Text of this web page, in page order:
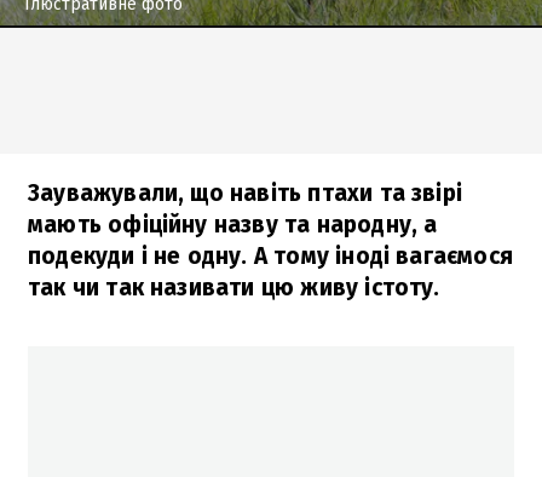
Зауважували, що навіть птахи та звірі
мають офіційну назву та народну, а
подекуди і не одну. А тому іноді вагаємося
так чи так називати цю живу істоту.